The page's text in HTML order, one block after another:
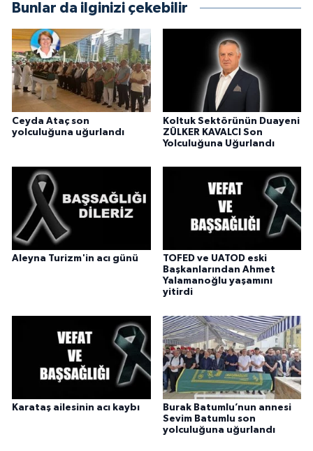
Bunlar da ilginizi çekebilir
Ceyda Ataç son
yolculuğuna uğurlandı
Koltuk Sektörünün Duayeni
ZÜLKER KAVALCI Son
Yolculuğuna Uğurlandı
Aleyna Turizm'in acı günü
TOFED ve UATOD eski
Başkanlarından Ahmet
Yalamanoğlu yaşamını
yitirdi
Karataş ailesinin acı kaybı
Burak Batumlu’nun annesi
Sevim Batumlu son
yolculuğuna uğurlandı